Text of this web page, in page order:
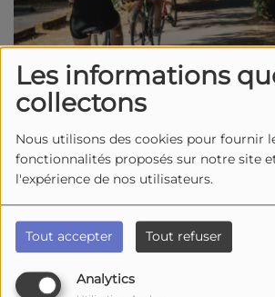
Les informations
collectons
Nous utilisons des cookies pour fournir
fonctionnalités proposés sur notre site
l'expérience de nos utilisateurs.
Tout accepter Tout refuser
Analytics
Le 06 juin 2026
09:30 - 15:00
Port de Saint-Denis
17650, Saint-Denis-d'Oléron
Partez à la découverte, à vélo, des trésors